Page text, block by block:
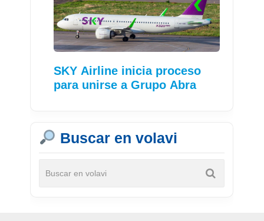
SKY Airline inicia proceso
para unirse a Grupo Abra
Buscar en volavi